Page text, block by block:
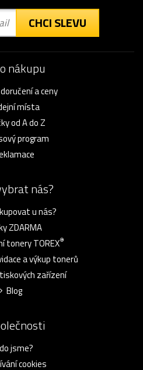
CHCI SLEVU
nákupu
a ceny
místa
od A do Z
program
nás?
u nás?
ZDARMA
tonery TOREX®
a výkup tonerů
zařízení
Blog
jsme?
cookies